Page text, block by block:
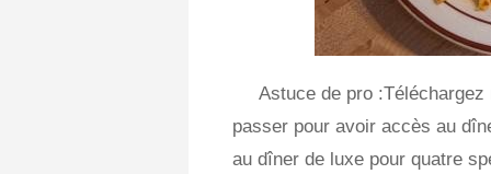
Astuce de pro
passer pour avoir accès au
au dîner de luxe pour quatre